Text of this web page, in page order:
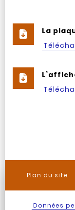
La
Plan du site
Données